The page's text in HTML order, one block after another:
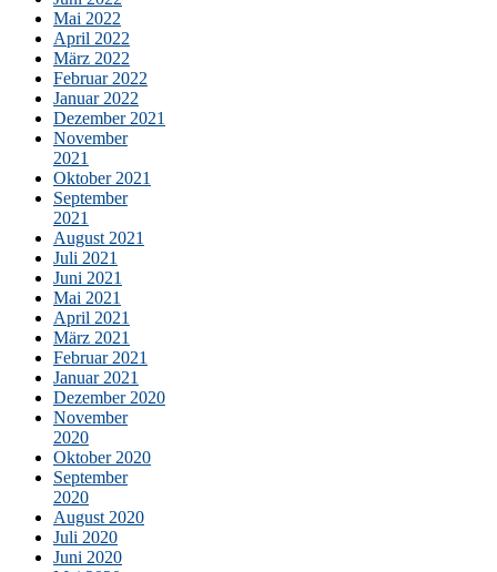
Mai 2022
April 2022
März 2022
Februar 2022
Januar 2022
Dezember 2021
November
2021
Oktober 2021
September
2021
August 2021
Juli 2021
Juni 2021
Mai 2021
April 2021
März 2021
Februar 2021
Januar 2021
Dezember 2020
November
2020
Oktober 2020
September
2020
August 2020
Juli 2020
Juni 2020